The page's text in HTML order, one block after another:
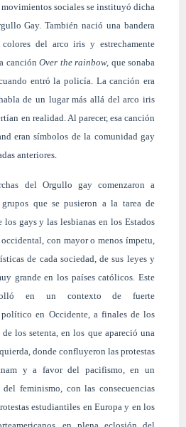
sociales se instituyó dicha
Gay. También nació una bandera
del arco iris y estrechamente
canciónOver the rainbow, que sonaba
entró la policía. La canción era
de un lugar más allá del arco iris
en realidad. Al parecer, esa canción
eran símbolos de la comunidad gay
anteriores.
del Orgullo gay comenzaron a
que se pusieron a la tarea de
gays y las lesbianas en los Estados
con mayor o menos ímpetu,
de cada sociedad, de sus leyes y
grande en los países católicos. Este
en un contexto de fuerte
en Occidente, a finales de los
los setenta, en los que apareció una
donde confluyeron las protestas
y a favor del pacifismo, en un
feminismo, con las consecuencias
estudiantiles en Europa y en los